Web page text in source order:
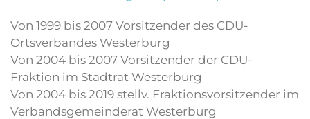
Von 1999 bis 2007 Vorsitzender des CDU-
Ortsverbandes Westerburg
Von 2004 bis 2007 Vorsitzender der CDU-
Fraktion im Stadtrat Westerburg
Von 2004 bis 2019 stellv. Fraktionsvorsitzender im
Verbandsgemeinderat Westerburg